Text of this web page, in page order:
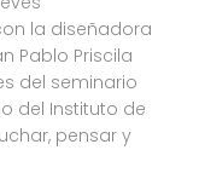
la diseñadora
Pablo Priscila
del seminario
del Instituto de
pensar y